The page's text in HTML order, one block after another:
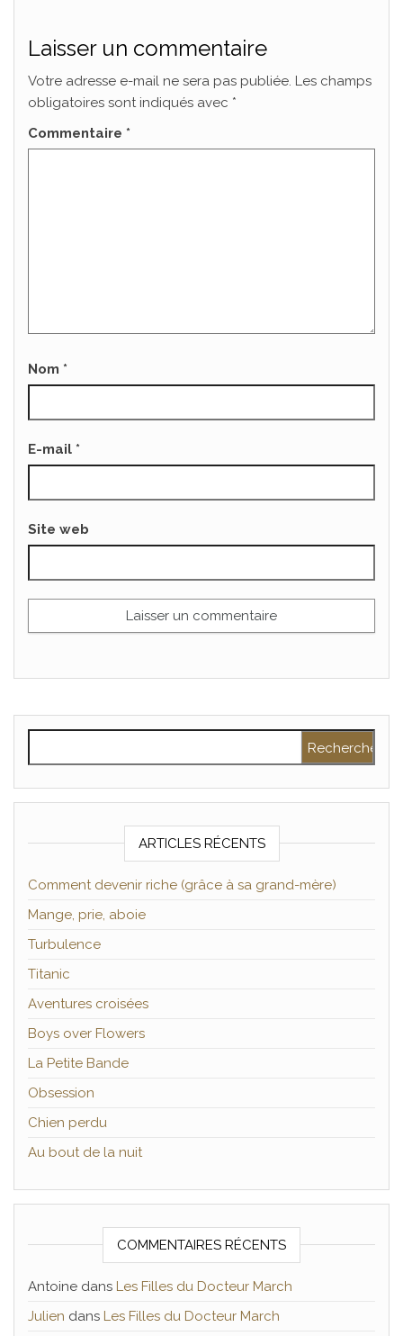
Laisser un commentaire
Votre adresse e-mail ne sera pas publiée. Les champs
obligatoires sont indiqués avec *
Commentaire *
Nom *
E-mail *
Site web
ARTICLES RÉCENTS
Comment devenir riche (grâce à sa grand-mère)
Mange, prie, aboie
Turbulence
Titanic
Aventures croisées
Boys over Flowers
La Petite Bande
Obsession
Chien perdu
Au bout de la nuit
COMMENTAIRES RÉCENTS
Antoine dans Les Filles du Docteur March
Julien dans Les Filles du Docteur March